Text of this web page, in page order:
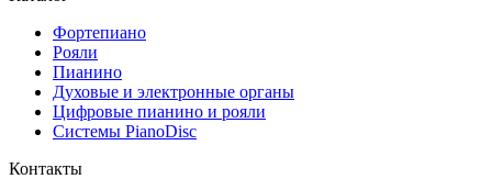
Фортепиано
Рояли
Пианино
Духовые и электронные органы
Цифровые пианино и рояли
Системы PianoDisc
Контакты